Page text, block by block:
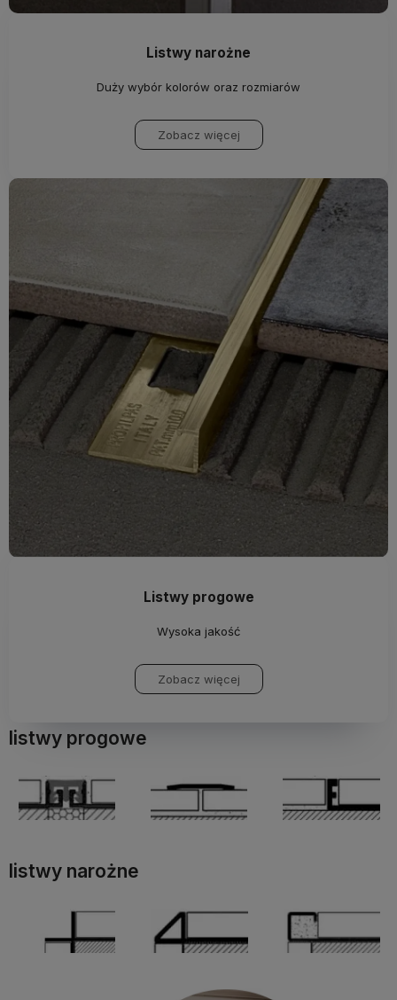
Listwy narożne
Duży wybór kolorów oraz rozmiarów
Zobacz więcej
Listwy progowe
Wysoka jakość
Zobacz więcej
listwy progowe
listwy narożne